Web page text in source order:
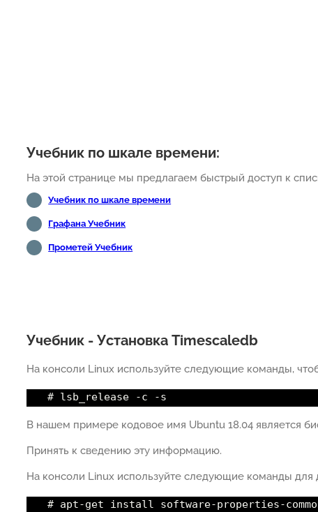
Учебник по шкале времени:
На этой странице мы предлагаем быстрый доступ к
Учебник по шкале времени
Графана Учебник
Прометей Учебник
Учебник - Установка Timescaledb
На консоли Linux используйте следующие команды,
# lsb_release -c -s
В нашем примере кодовое имя Ubuntu 18.04 является
Принять к сведению эту информацию.
На консоли Linux используйте следующие команды для
# apt-get install software-properties-